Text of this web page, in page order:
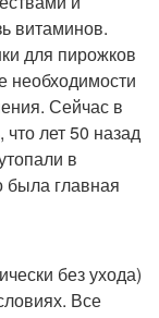
витаминов.
для пирожков
необходимости
Сейчас в
лет 50 назад
в
была главная
без ухода)
Все